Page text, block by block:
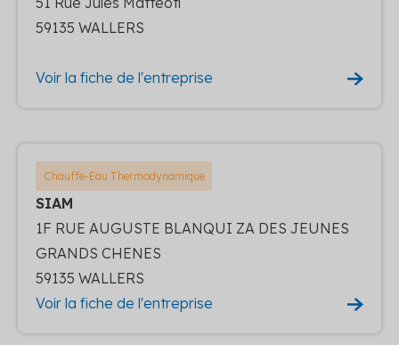
59135 WALLERS
Voir la fiche de l'entreprise
Chauffe-Eau Thermodynamique
SIAM
1F RUE AUGUSTE BLANQUI ZA DES JEUNES
GRANDS CHENES
59135 WALLERS
Voir la fiche de l'entreprise